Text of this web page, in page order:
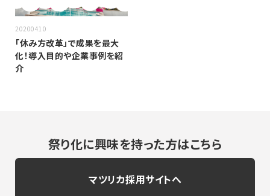
20200410
「休み方改革」で成果を最大
化！導入目的や企業事例を紹
介
祭り化に興味を持った方はこちら
マツリカ採用サイトへ